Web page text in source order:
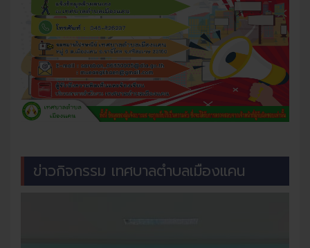
ข่าวกิจกรรม เทศบาลตำบลเมืองแคน